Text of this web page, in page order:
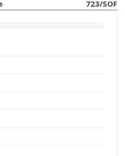
723/SOF